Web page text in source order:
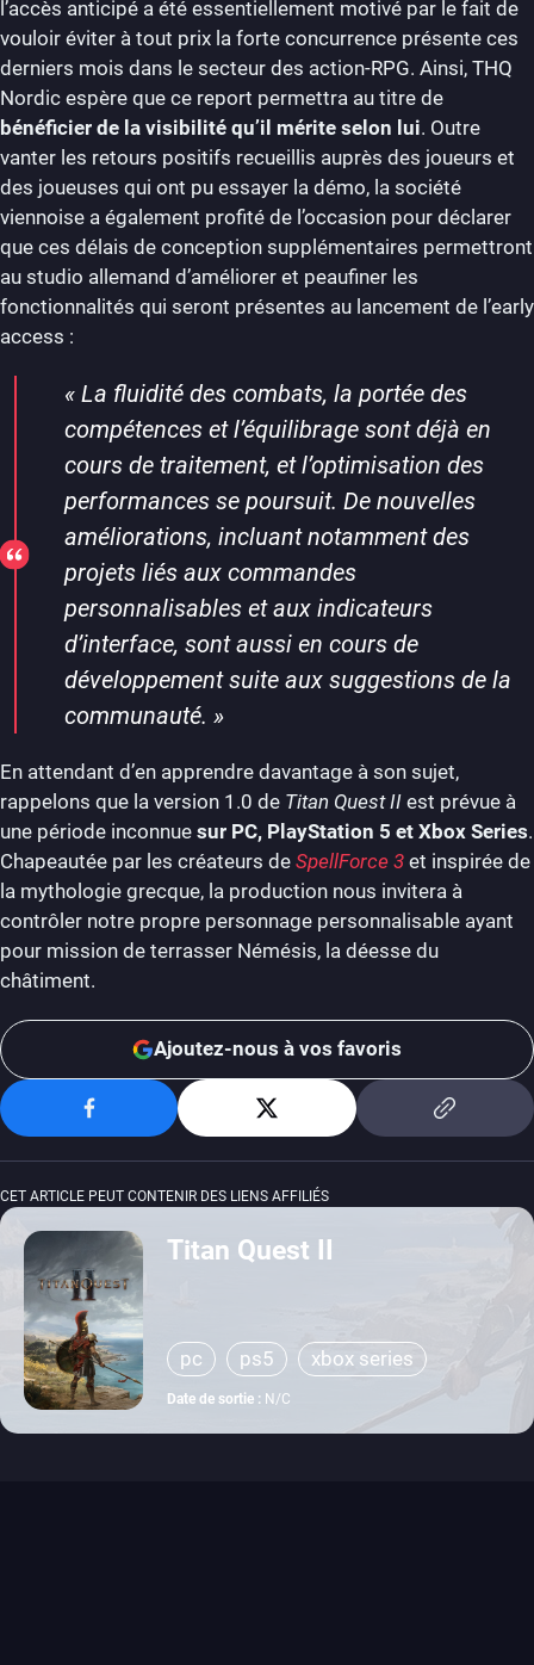
l’accès anticipé a été essentiellement motivé par le fait de
vouloir éviter à tout prix la forte concurrence présente ces
derniers mois dans le secteur des action-RPG. Ainsi, THQ
Nordic espère que ce report permettra au titre de
bénéficier de la visibilité qu’il mérite selon lui. Outre
vanter les retours positifs recueillis auprès des joueurs et
des joueuses qui ont pu essayer la démo, la société
viennoise a également profité de l’occasion pour déclarer
que ces délais de conception supplémentaires permettront
au studio allemand d’améliorer et peaufiner les
fonctionnalités qui seront présentes au lancement de l’early
access :
« La fluidité des combats, la portée des
compétences et l’équilibrage sont déjà en
cours de traitement, et l’optimisation des
performances se poursuit. De nouvelles
améliorations, incluant notamment des
projets liés aux commandes
personnalisables et aux indicateurs
d’interface, sont aussi en cours de
développement suite aux suggestions de la
communauté. »
En attendant d’en apprendre davantage à son sujet,
rappelons que la version 1.0 de Titan Quest II est prévue à
une période inconnue sur PC, PlayStation 5 et Xbox Series.
Chapeautée par les créateurs de SpellForce 3 et inspirée de
la mythologie grecque, la production nous invitera à
contrôler notre propre personnage personnalisable ayant
pour mission de terrasser Némésis, la déesse du
châtiment.
Ajoutez-nous à vos favoris
CET ARTICLE PEUT CONTENIR DES LIENS AFFILIÉS
Titan Quest II
pc ps5 xbox series
Date de sortie : N/C